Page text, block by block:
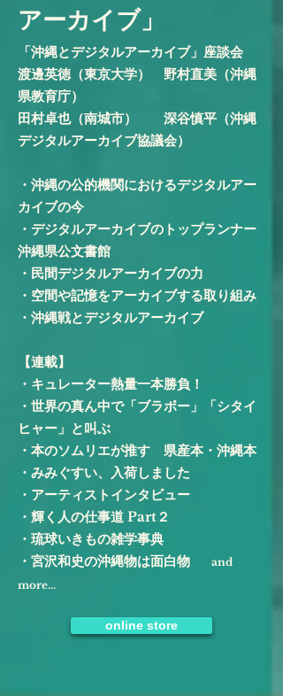
アーカイブ」
「沖縄とデジタルアーカイブ」座談会
渡邊英徳（東京大学） 野村直美（沖縄
県教育庁）
田村卓也（南城市） 深谷慎平（沖縄
デジタルアーカイブ協議会）
・沖縄の公的機関におけるデジタルアー
カイブの今
・デジタルアーカイブのトップランナー
沖縄県公文書館
・民間デジタルアーカイブの力
・空間や記憶をアーカイブする取り組み
・沖縄戦とデジタルアーカイブ
【連載】
・キュレーター熱量一本勝負！
・世界の真ん中で「ブラボー」「シタイ
ヒャー」と叫ぶ
​・本のソムリエが推す 県産本・沖縄本
・みみぐすい、入荷しました
​・アーティストインタビュー
・輝く人の仕事道 Part２
・琉球いきもの雑学事典
・宮沢和史の沖縄物は面白物
and
more...
online store